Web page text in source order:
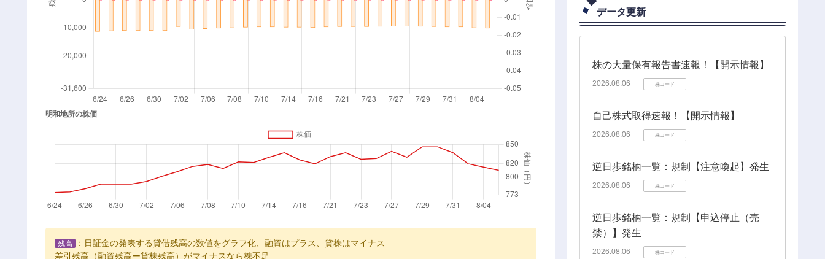
残高
：日証金の発表する貸借残高の数値をグラフ化、融資はプラス、貸株はマイナス
差引残高（融資残高ー貸株残高）がマイナスなら株不足
データ更新
株の大量保有報告書速報！【開示情報】
2026.08.06 株コード
自己株式取得速報！【開示情報】
2026.08.06 株コード
逆日歩銘柄一覧：規制【注意喚起】発生
2026.08.06 株コード
逆日歩銘柄一覧：規制【申込停止（売
禁）】発生
2026.08.06 株コード